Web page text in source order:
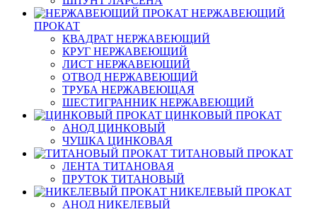
НЕРЖАВЕЮЩИЙ
ПРОКАТ
КВАДРАТ НЕРЖАВЕЮЩИЙ
КРУГ НЕРЖАВЕЮЩИЙ
ЛИСТ НЕРЖАВЕЮЩИЙ
ОТВОД НЕРЖАВЕЮЩИЙ
ТРУБА НЕРЖАВЕЮЩАЯ
ШЕСТИГРАННИК НЕРЖАВЕЮЩИЙ
ЦИНКОВЫЙ ПРОКАТ
АНОД ЦИНКОВЫЙ
ЧУШКА ЦИНКОВАЯ
ТИТАНОВЫЙ ПРОКАТ
ЛЕНТА ТИТАНОВАЯ
ПРУТОК ТИТАНОВЫЙ
НИКЕЛЕВЫЙ ПРОКАТ
АНОД НИКЕЛЕВЫЙ